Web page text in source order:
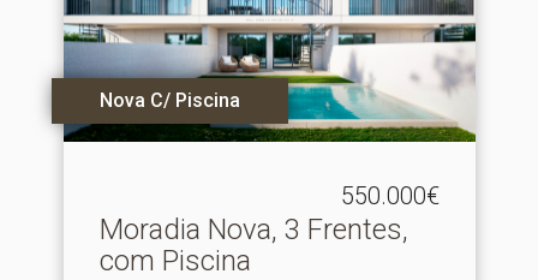
Nova C/ Piscina
550.000€
Moradia Nova, 3 Frentes,
com Piscina